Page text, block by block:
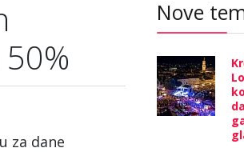
za dane
Nove